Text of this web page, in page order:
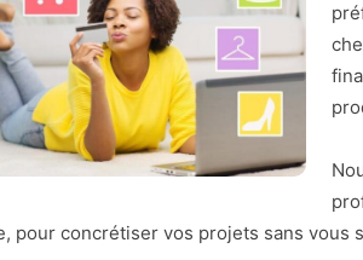
pour concrétiser vos projets sans vous